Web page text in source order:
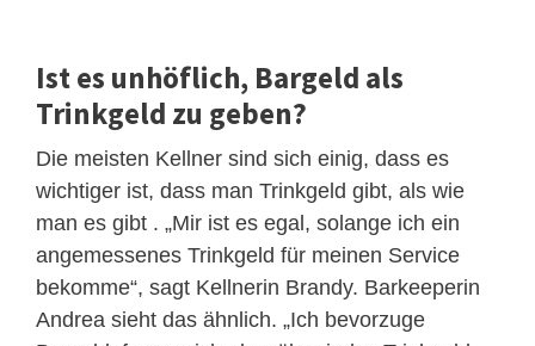
Ist es unhöflich, Bargeld als
Trinkgeld zu geben?
Die meisten Kellner sind sich einig, dass es
wichtiger ist, dass man Trinkgeld gibt, als wie
man es gibt . „Mir ist es egal, solange ich ein
angemessenes Trinkgeld für meinen Service
bekomme“, sagt Kellnerin Brandy. Barkeeperin
Andrea sieht das ähnlich. „Ich bevorzuge